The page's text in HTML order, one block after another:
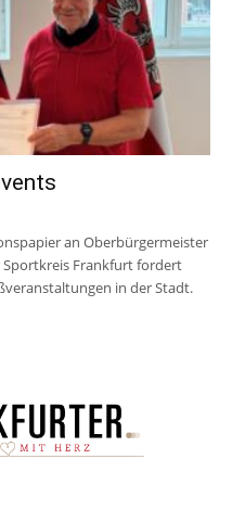
an Oberbürgermeister
Sportkreis Frankfurt fordert
in der Stadt.